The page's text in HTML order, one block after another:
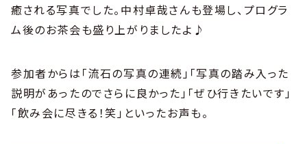
癒される写真でした。中村卓哉さんも登場し、プログラ
ム後のお茶会も盛り上がりましたよ♪
参加者からは「流石の写真の連続」「写真の踏み入った
説明があったのでさらに良かった」「ぜひ行きたいです」
「飲み会に尽きる！笑」といったお声も。